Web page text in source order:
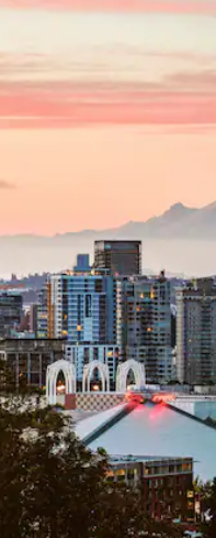
जेस्चर का इस्तेमाल करके